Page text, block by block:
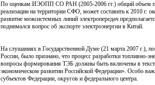
По оценкам ИЭОПП СО РАН (2005-2006 гг.) общий объем
реализации на территории СФО, может составить к 2010
развитие межсистемных линий электропередач
поднимался вопрос об экспорте электроэнергии в Китай.
На слушаниях в Государственной Думе (21 марта 2007 г.),
России, было признано, что процесс разработки топливно-
вопросы формирования ТЭБ должны быть включены в текст
экономическом развитии Российской Федерации». Особо
субъектов Федерации, округов и федерального центра.